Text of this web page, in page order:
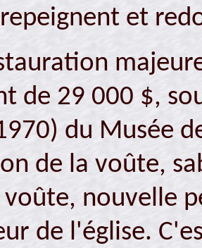
et
de 29 000 $,
du Musée
de la voûte,
voûte, nouvelle
de l'église.